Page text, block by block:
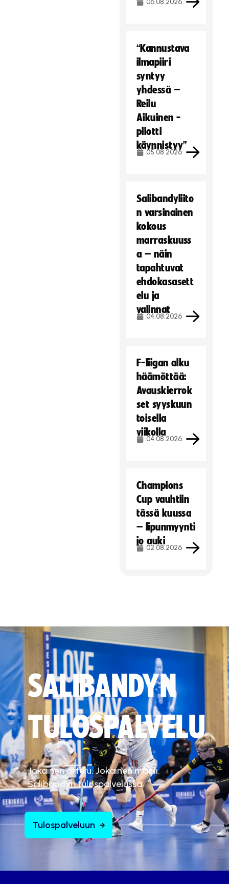
06.08.2026
“Kannustava
ilmapiiri
syntyy
yhdessä –
Reilu
Aikuinen -
pilotti
käynnistyy”
05.08.2026
Salibandyliito
n varsinainen
kokous
marraskuuss
a – näin
tapahtuvat
ehdokasasett
elu ja
valinnat
04.08.2026
F-liigan alku
häämöttää:
Avauskierrok
set syyskuun
toisella
viikolla
04.08.2026
Champions
Cup vauhtiin
tässä kuussa
– lipunmyynti
jo auki
02.08.2026
SALIBANDYN
TULOSPALVELU
Jokainen ottelu. Jokainen maali.
Salibandyn tulospalvelussa.
Tulospalveluun